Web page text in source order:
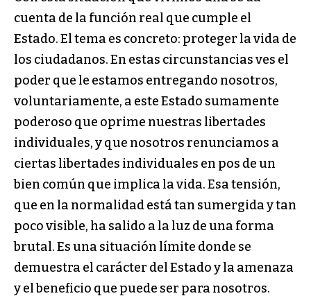
cuenta de la función real que cumple el
Estado. El tema es concreto: proteger la vida de
los ciudadanos. En estas circunstancias ves el
poder que le estamos entregando nosotros,
voluntariamente, a este Estado sumamente
poderoso que oprime nuestras libertades
individuales, y que nosotros renunciamos a
ciertas libertades individuales en pos de un
bien común que implica la vida. Esa tensión,
que en la normalidad está tan sumergida y tan
poco visible, ha salido a la luz de una forma
brutal. Es una situación límite donde se
demuestra el carácter del Estado y la amenaza
y el beneficio que puede ser para nosotros.